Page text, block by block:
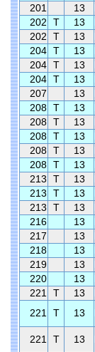
201
13
202
T 13
202
T 13
204 T 13
204 T 13
204 T 13
207
13
208 T 13
208 T 13
208 T 13
208 T 13
208 T 13
213
T 13
213
T 13
213
T 13
216
13
217
13
218
13
219
13
220
13
221
T 13
221
T 13
221
T 13